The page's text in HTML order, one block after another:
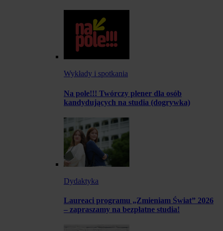
Wykłady i spotkania
Na pole!!! Twórczy plener dla osób
kandydujących na studia (dogrywka)
Dydaktyka
Laureaci programu „Zmieniam Świat” 2026
– zapraszamy na bezpłatne studia!